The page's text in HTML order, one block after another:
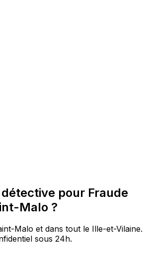
pour Fraude
Malo ?
Malo et dans tout le Ille-et-Vilaine.
sous 24h.